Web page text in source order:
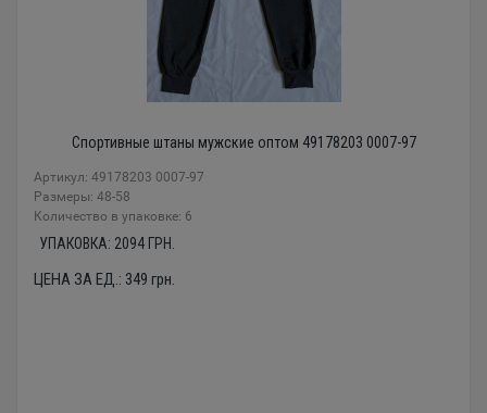
Спортивные штаны мужские оптом 49178203 0007-97
Артикул: 49178203 0007-97
Размеры: 48-58
Количество в упаковке: 6
УПАКОВКА: 2094 ГРН.
ЦЕНА ЗА ЕД.: 349 грн.